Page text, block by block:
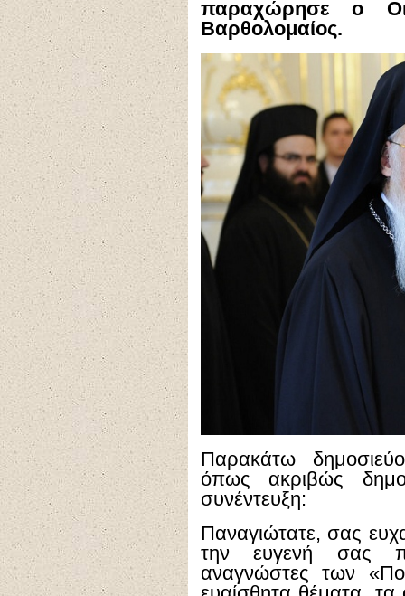
παραχώρησε ο
Βαρθολομαίος.
Παρακάτω
όπως ακριβώς
συνέντευξη:
Παναγιώτατε, σας
την ευγενή σας
αναγνώστες των